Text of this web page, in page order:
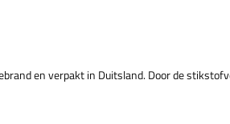
en verpakt in Duitsland. Door de